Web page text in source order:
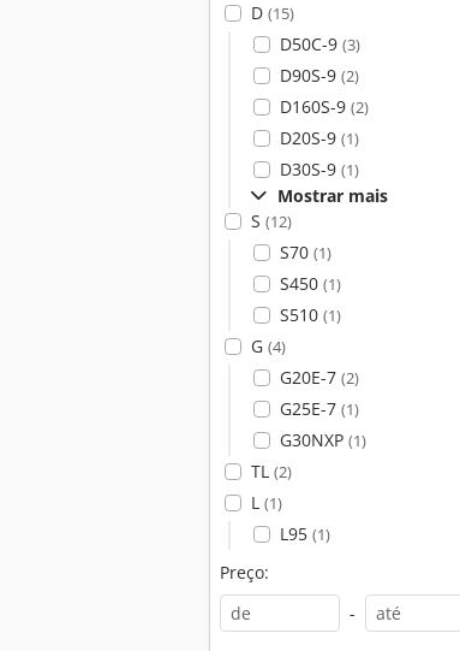
D (15)
D50C-9 (3)
D90S-9 (2)
D160S-9 (2)
D20S-9 (1)
D30S-9 (1)
Mostrar mais
S (12)
S70 (1)
S450 (1)
S510 (1)
G (4)
G20E-7 (2)
G25E-7 (1)
G30NXP (1)
TL (2)
L (1)
L95 (1)
Preço:
-